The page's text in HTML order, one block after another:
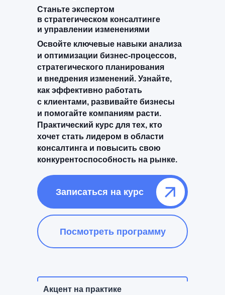
Освойте ключевые навыки анализа
и оптимизации бизнес-процессов,
стратегического планирования
и внедрения изменений. Узнайте,
как эффективно работать
с клиентами, развивайте бизнесы
и помогайте компаниям расти.
Практический курс для тех, кто
хочет стать лидером в области
консалтинга и повысить свою
конкурентоспособность на рынке.
Посмотреть программу
Станьте экспертом
в стратегическом консалтинге
и управлении изменениями
Записаться на курс⠀⠀⠀⠀
Акцент на практике